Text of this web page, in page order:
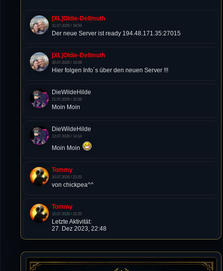
[XL]Oldie-Dellmuth
31.07.2026 / 18:59
Der neue Server ist ready 194.48.171.35:27015
[XL]Oldie-Dellmuth
30.07.2026 / 16:08
Hier folgen Info´s über den neuen Server !!!
DieWildeHilde
21.07.2026 / 10:28
Moin Moin
DieWildeHilde
12.07.2026 / 14:14
Moin Moin
Tommy
10.07.2026 / 22:25
von chickpea^^
Tommy
10.07.2026 / 22:25
Letzte Aktivität:
27. Dez 2023, 22:48
DieWildeHilde
10.07.2026 / 12:48
Happy Birthday Chickpea